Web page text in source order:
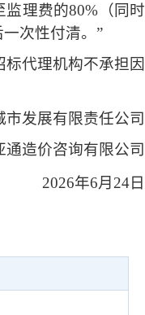
理费的80%（同时
次性付清。 ”
代理机构不承担因
市发展有限责任公司
通造价咨询有限公司
2026年6月 24日